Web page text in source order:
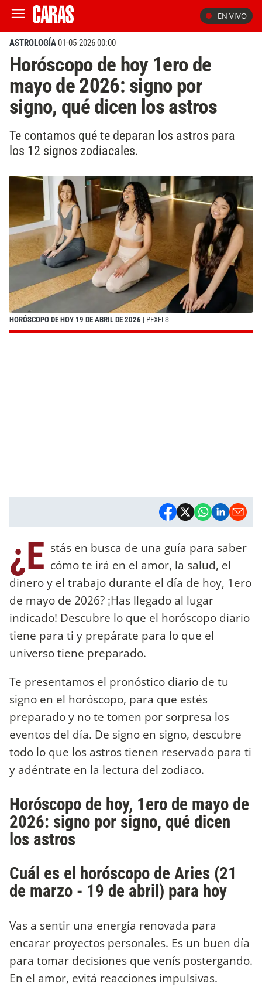
EN VIVO
ASTROLOGÍA01-05-2026 00:00
Horóscopo de hoy 1ero de
mayo de 2026: signo por
signo, qué dicen los astros
Te contamos qué te deparan los astros para
los 12 signos zodiacales.
HORÓSCOPO DE HOY 19 DE ABRIL DE 2026 | PEXELS
¿E stás en busca de una guía para saber
cómo te irá en el amor, la salud, el
dinero y el trabajo durante el día de hoy, 1ero
de mayo de 2026? ¡Has llegado al lugar
indicado! Descubre lo que el horóscopo diario
tiene para ti y prepárate para lo que el
universo tiene preparado.
Te presentamos el pronóstico diario de tu
signo en el horóscopo, para que estés
preparado y no te tomen por sorpresa los
eventos del día. De signo en signo, descubre
todo lo que los astros tienen reservado para ti
y adéntrate en la lectura del zodiaco.
Horóscopo de hoy, 1ero de mayo de
2026: signo por signo, qué dicen
los astros
Cuál es el horóscopo de Aries (21
de marzo - 19 de abril) para hoy
Vas a sentir una energía renovada para
encarar proyectos personales. Es un buen día
para tomar decisiones que venís postergando.
En el amor, evitá reacciones impulsivas.